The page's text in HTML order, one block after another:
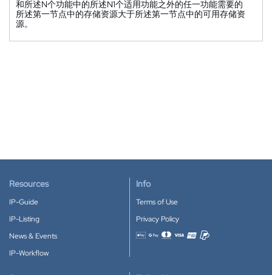
和所述N个功能中的所述N1个适用功能之外的任一功能需要的
所述第一节点中的存储资源大于所述第一节点中的可用存储资
源。
Resources
IP-Guide
IP-Listing
News & Events
IP-Workflow
Info
Terms of Use
Privacy Policy
Accepted payment methods